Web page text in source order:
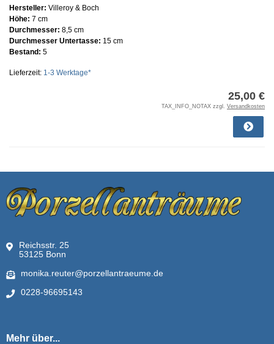
Hersteller: Villeroy & Boch
Höhe: 7 cm
Durchmesser: 8,5 cm
Durchmesser Untertasse: 15 cm
Bestand: 5
Lieferzeit: 1-3 Werktage*
25,00 €
TAX_INFO_NOTAX zzgl. Versandkosten
Reichsstr. 25
53125 Bonn
monika.reuter@porzellantraeume.de
0228-96695143
Mehr über...